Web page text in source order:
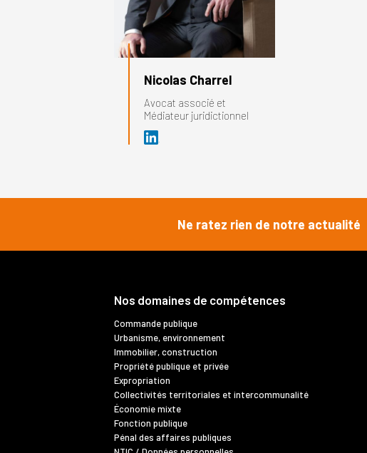
Nicolas Charrel
Avocat associé et
Médiateur juridictionnel
Ne ratez rien de notre actualité
Nos domaines de compétences
Commande publique
Urbanisme, environnement
Immobilier, construction
Propriété publique et privée
Expropriation
Collectivités territoriales et intercommunalité
Économie mixte
Fonction publique
Pénal des affaires publiques